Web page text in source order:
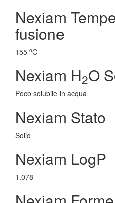
Nexiam
fusione
155 oC
Nexiam H2O
Poco solubile in acqua
Nexiam Stato
Solid
Nexiam LogP
1.078